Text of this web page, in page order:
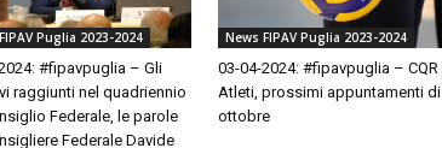
Puglia 2023-2024
#fipavpuglia – Gli
raggiunti nel quadriennio
Federale, le parole
Federale Davide
News FIPAV Puglia 2023-2024
03-04-2024: #fipavpuglia – CQR
Atleti, prossimi appuntamenti di
ottobre